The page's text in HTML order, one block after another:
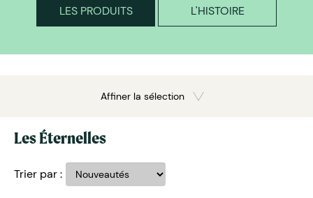
LES PRODUITS L'HISTOIRE
Affiner la sélection
Les Éternelles
Trier par :